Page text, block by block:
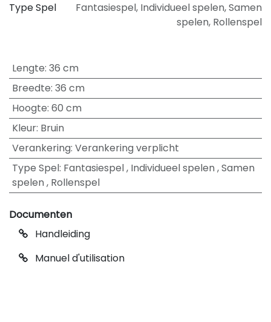
Type Spel
Fantasiespel, Individueel spelen,Samen
spelen, Rollenspel
Lengte: 36 cm
Breedte: 36 cm
Hoogte: 60 cm
Kleur: Bruin
Verankering: Verankering verplicht
Type Spel: Fantasiespel, Individueel spelen,Samen
spelen, Rollenspel
Documenten
Handleiding
Manuel d'utilisation